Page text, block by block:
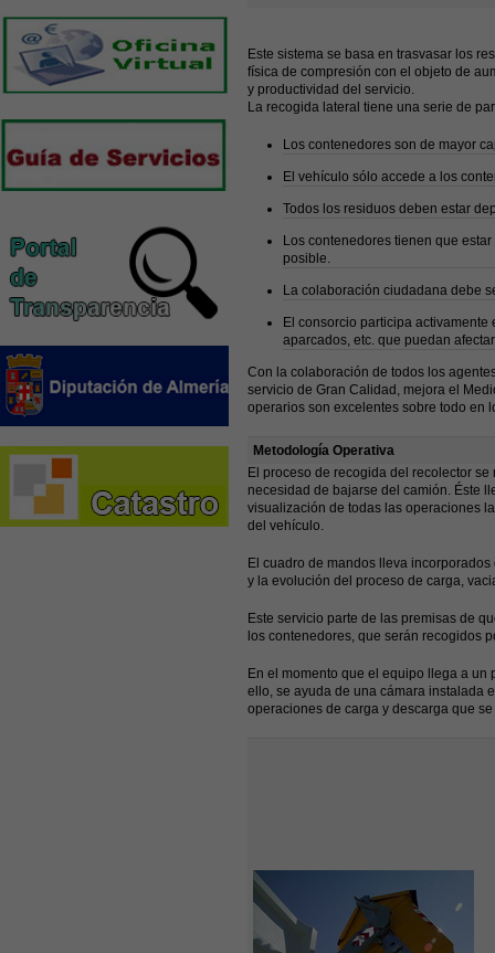
Este sistema se basa en trasvasar los
física de compresión con el objeto de
y productividad del servicio.
La recogida lateral tiene una serie de
Los contenedores son de mayor
El vehículo sólo accede a los
Todos los residuos deben estar
Los contenedores tienen que
posible.
La colaboración ciudadana debe
El consorcio participa
aparcados, etc. que puedan
Con la colaboración de todos los
servicio de Gran Calidad, mejora el
operarios son excelentes sobre todo en
Metodología Operativa
El proceso de recogida del recolector
necesidad de bajarse del camión. Éste
visualización de todas las operaciones
del vehículo.
El cuadro de mandos lleva
y la evolución del proceso de carga,
Este servicio parte de las premisas de
los contenedores, que serán recogidos
En el momento que el equipo llega a
ello, se ayuda de una cámara instalada
operaciones de carga y descarga que